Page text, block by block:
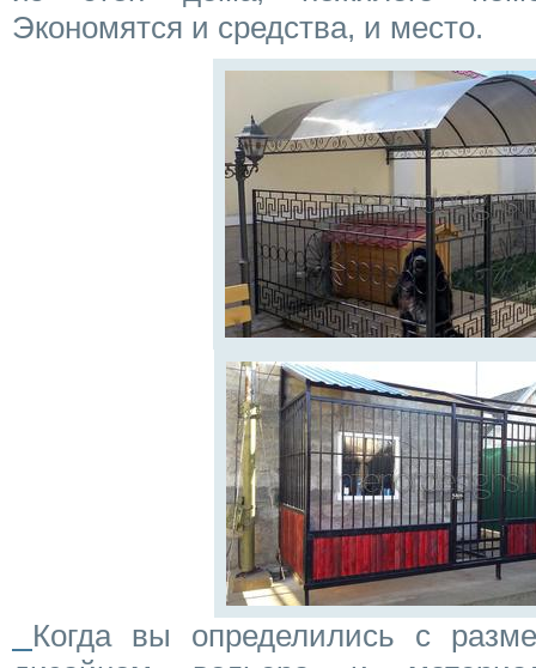
Экономятся и средства, и место.
Когда вы определились с